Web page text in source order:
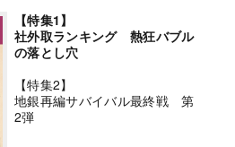
【特集1】
社外取ランキング 熱狂バブル
の落とし穴
【特集2】
地銀再編サバイバル最終戦 第
2弾